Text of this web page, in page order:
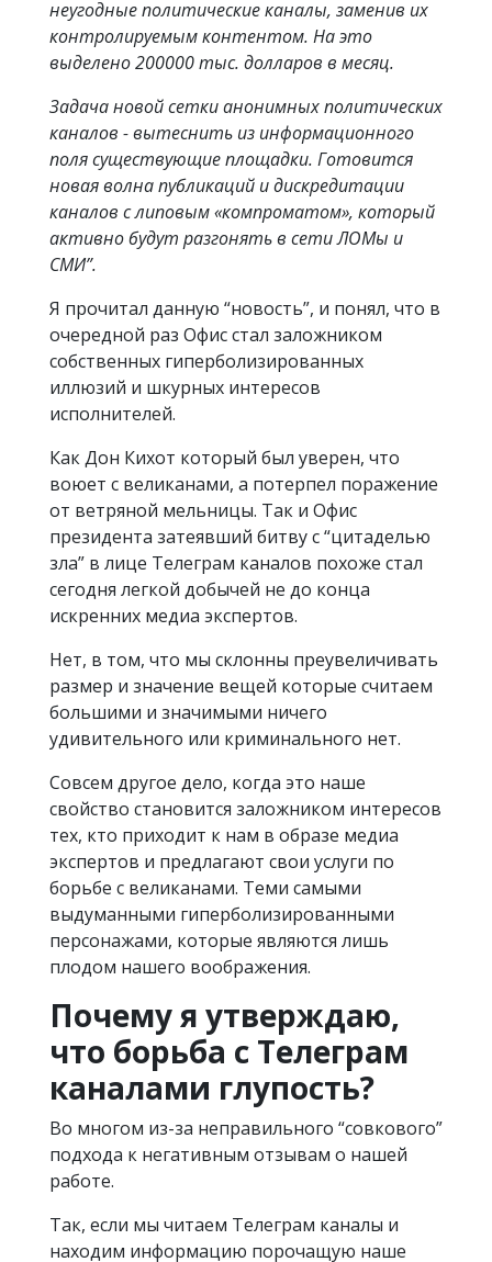
неугодные политические каналы, заменив их
контролируемым контентом. На это
выделено 200000 тыс. долларов в месяц.
Задача новой сетки анонимных политических
каналов - вытеснить из информационного
поля существующие площадки. Готовится
новая волна публикаций и дискредитации
каналов с липовым «компроматом», который
активно будут разгонять в сети ЛОМы и
СМИ”.
Я прочитал данную “новость”, и понял, что в
очередной раз Офис стал заложником
собственных гиперболизированных
иллюзий и шкурных интересов
исполнителей.
Как Дон Кихот который был уверен, что
воюет с великанами, а потерпел поражение
от ветряной мельницы. Так и Офис
президента затеявший битву с “цитаделью
зла” в лице Телеграм каналов похоже стал
сегодня легкой добычей не до конца
искренних медиа экспертов.
Нет, в том, что мы склонны преувеличивать
размер и значение вещей которые считаем
большими и значимыми ничего
удивительного или криминального нет.
Совсем другое дело, когда это наше
свойство становится заложником интересов
тех, кто приходит к нам в образе медиа
экспертов и предлагают свои услуги по
борьбе с великанами. Теми самыми
выдуманными гиперболизированными
персонажами, которые являются лишь
плодом нашего воображения.
Почему я утверждаю,
что борьба с Телеграм
каналами глупость?
Во многом из-за неправильного “совкового”
подхода к негативным отзывам о нашей
работе.
Так, если мы читаем Телеграм каналы и
находим информацию порочащую наше